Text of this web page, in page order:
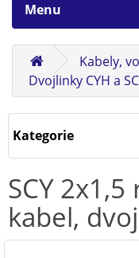
Menu
Kabely,
Dvojlinky CYH a
Kategorie
SCY
kabel,